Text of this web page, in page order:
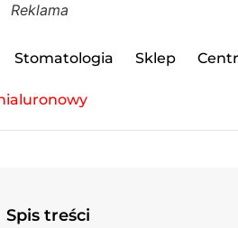
Reklama
Stomatologia Sklep
Spis treści